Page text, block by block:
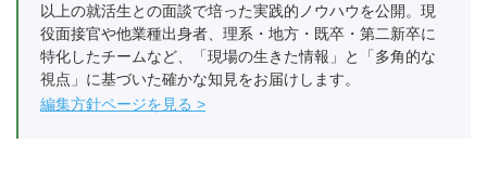
以上の就活生との面談で培った実践的ノウハウを公開。現
役面接官や他業種出身者、理系・地方・既卒・第二新卒に
特化したチームなど、「現場の生きた情報」と「多角的な
視点」に基づいた確かな知見をお届けします。
編集方針ページを見る